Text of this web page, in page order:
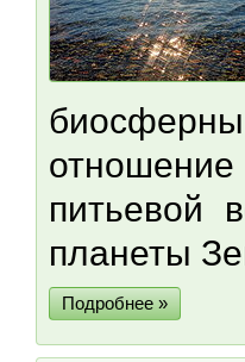
питьевой
планеты
Подробнее »